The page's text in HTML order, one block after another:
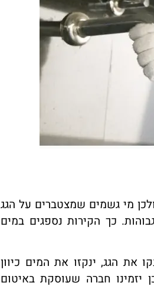
מי גשמים שמצטברים על הגג
כך הקירות נספגים במים
את הגג, ינקזו את המים כיוון
חברה שעוסקת באיטום